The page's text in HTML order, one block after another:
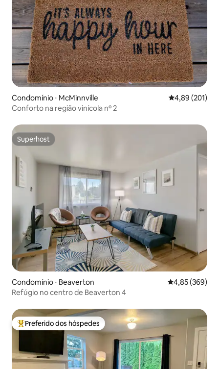
Condomínio ⋅ McMinnville 4,89 de uma
4,89 (201)
Conforto na região vinícola nº 2
Superhost
Superhost
Condomínio ⋅ Beaverton 4,85 de uma
4,85 (369)
Refúgio no centro de Beaverton 4
Entre os melhores preferidos dos hóspedes
Preferido dos hóspedes